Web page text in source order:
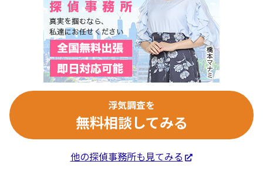
浮気調査を
無料相談してみる
他の探偵事務所も見てみる